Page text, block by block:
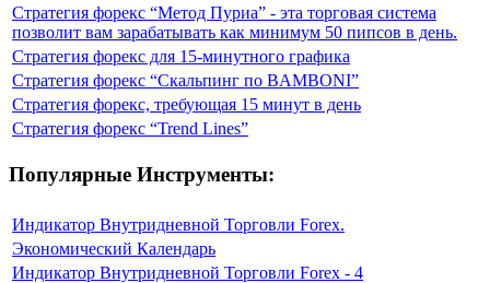
Стратегия форекс “Метод Пуриа” - эта торговая система
позволит вам зарабатывать как минимум 50 пипсов в день.
Стратегия форекс для 15-минутного графика
Стратегия форекс “Скальпинг по BAMBONI”
Стратегия форекс, требующая 15 минут в день
Стратегия форекс “Trend Lines”
Популярные Инструменты:
Индикатор Внутридневной Торговли Forex.
Экономический Календарь
Индикатор Внутридневной Торговли Forex - 4